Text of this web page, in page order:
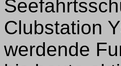
Clubstation
werdende